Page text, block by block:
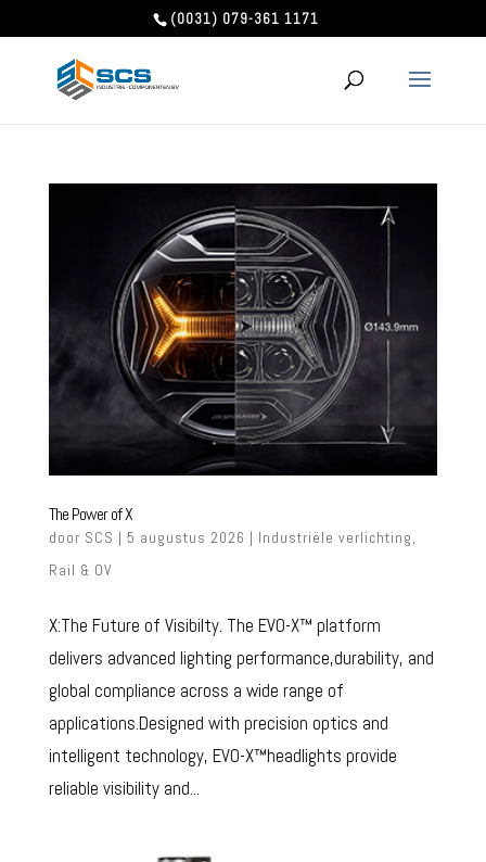
(0031) 079-361 1171
The Power of X
door SCS | 5 augustus 2026 | Industriële verlichting,
Rail & OV
X:The Future of Visibilty. The EVO-X™ platform
delivers advanced lighting performance,durability, and
global compliance across a wide range of
applications.Designed with precision optics and
intelligent technology, EVO-X™headlights provide
reliable visibility and...